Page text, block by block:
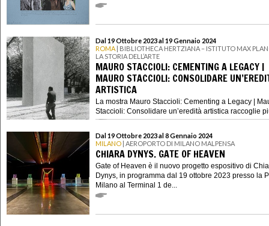
Dal 19 Ottobre 2023 al 19 Gennaio 2024
ROMA | BIBLIOTHECA HERTZIANA – ISTITUTO MAX
LA STORIA DELL’ARTE
MAURO STACCIOLI: CEMENTING A LEGACY |
MAURO STACCIOLI: CONSOLIDARE
ARTISTICA
La mostra Mauro Staccioli: Cementing a Legacy |
Staccioli: Consolidare un’eredità artistica raccoglie
Dal 19 Ottobre 2023 al 8 Gennaio 2024
MILANO | AEROPORTO DI MILANO MALPENSA
CHIARA DYNYS. GATE OF HEAVEN
Gate of Heaven è il nuovo progetto espositivo di
Dynys, in programma dal 19 ottobre 2023 presso la
Milano al Terminal 1 de...